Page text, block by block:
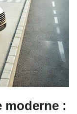
moderne :